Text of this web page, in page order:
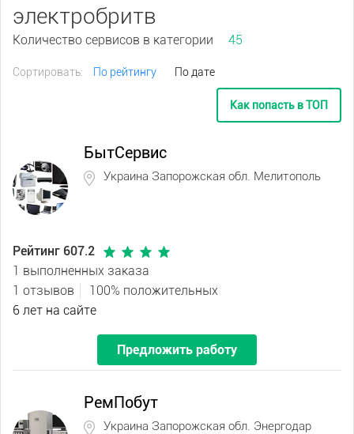
электробритв
Количество сервисов в категории 45
Сортировать: По рейтингу По дате
Как попасть в ТОП
БытСервис
Украина Запорожская обл. Мелитополь
Рейтинг 607.2
1 выполненных заказа
1 отзывов
100% положительных
6 лет на сайте
Предложить работу
РемПобут
Украина Запорожская обл. Энергодар